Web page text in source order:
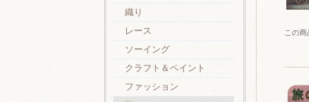
織り
レース
ソーイング
クラフト＆ペイント
ファッション
この